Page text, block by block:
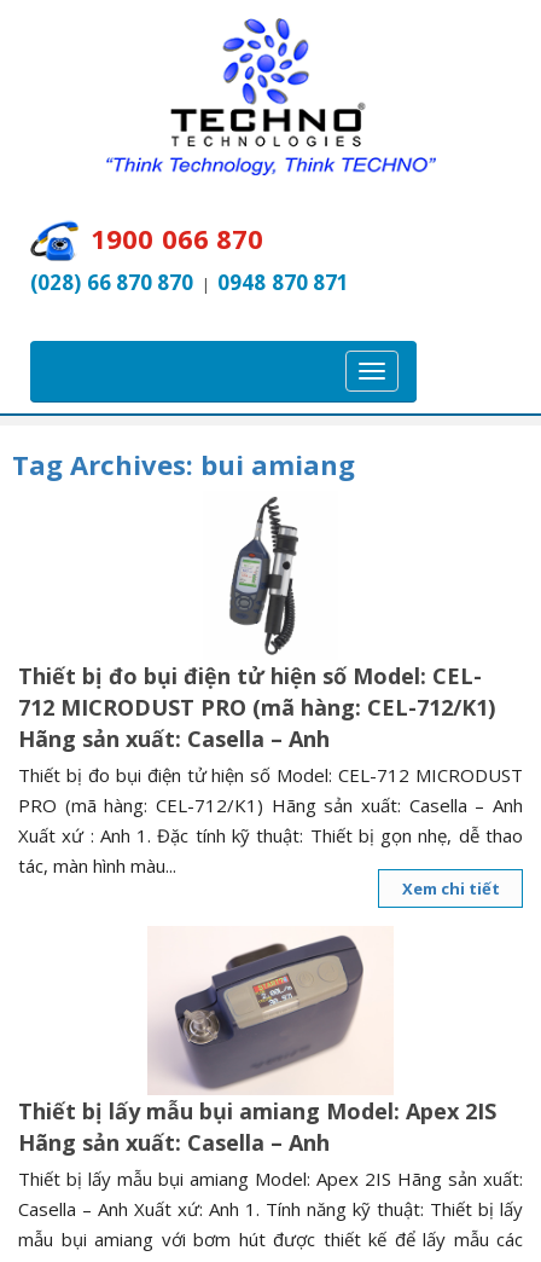
1900 066 870
(028) 66 870 870 | 0948 870 871
T
o
g
a
o
n
Tag Archives: bui amiang
Thiết bị đo bụi điện tử hiện số Model: CEL-
712 MICRODUST PRO (mã hàng: CEL-712/K1)
Hãng sản xuất: Casella – Anh
Thiết bị đo bụi điện tử hiện số Model: CEL-712 MICRODUST
PRO (mã hàng: CEL-712/K1) Hãng sản xuất: Casella – Anh
Xuất xứ : Anh 1. Đặc tính kỹ thuật: Thiết bị gọn nhẹ, dễ thao
tác, màn hình màu...
Xem chi tiết
Thiết bị lấy mẫu bụi amiang Model: Apex 2IS
Hãng sản xuất: Casella – Anh
Thiết bị lấy mẫu bụi amiang Model: Apex 2IS Hãng sản xuất:
Casella – Anh Xuất xứ: Anh 1. Tính năng kỹ thuật: Thiết bị lấy
mẫu bụi amiang với bơm hút được thiết kế để lấy mẫu các